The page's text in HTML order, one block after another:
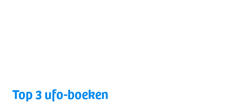
Top 3 ufo-boeken